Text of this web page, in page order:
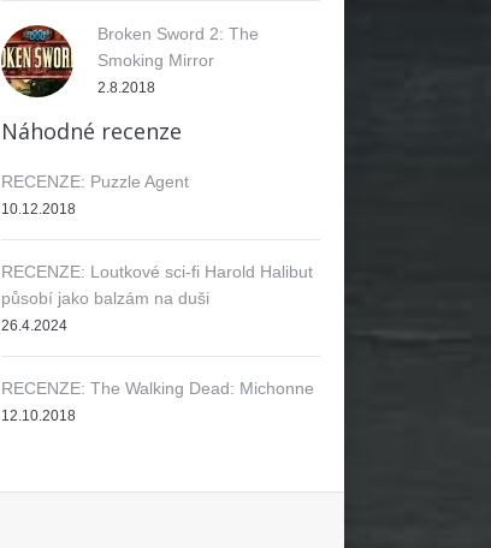
Broken Sword 2: The
Smoking Mirror
2.8.2018
Náhodné recenze
RECENZE: Puzzle Agent
10.12.2018
RECENZE: Loutkové sci-fi Harold Halibut
působí jako balzám na duši
26.4.2024
RECENZE: The Walking Dead: Michonne
12.10.2018